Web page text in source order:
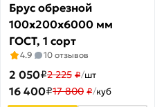
Брус обрезной
100х200х6000 мм
ГОСТ, 1 сорт
4.9 10 отзывов
2 050₽2 225 ₽/шт
16 400₽17 800 ₽/куб